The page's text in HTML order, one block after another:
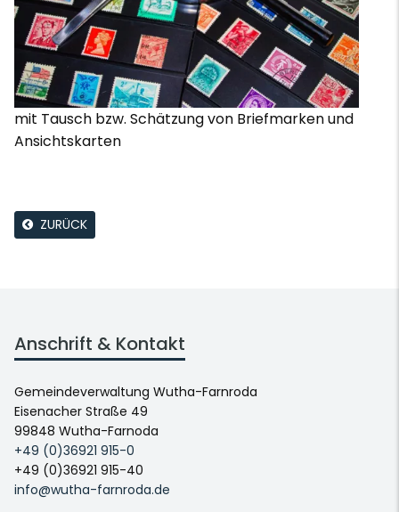
mit Tausch bzw. Schätzung von Briefmarken und
Ansichtskarten
ZURÜCK
Anschrift & Kontakt
Gemeindeverwaltung Wutha-Farnroda
Eisenacher Straße 49
99848 Wutha-Farnoda
+49 (0)36921 915-0
+49 (0)36921 915-40
info@wutha-farnroda.de